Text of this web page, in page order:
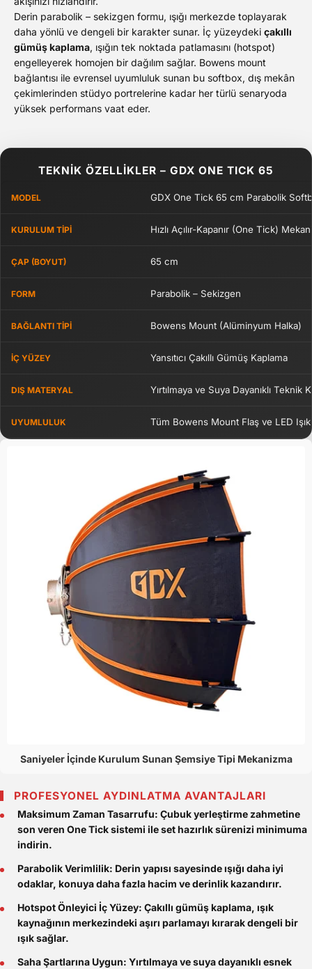
Derin parabolik – sekizgen formu, ışığı merkezde toplayarak
daha yönlü ve dengeli bir karakter sunar. İç yüzeydeki çakıllı
gümüş kaplama, ışığın tek noktada patlamasını (hotspot)
engelleyerek homojen bir dağılım sağlar. Bowens mount
bağlantısı ile evrensel uyumluluk sunan bu softbox, dış mekân
çekimlerinden stüdyo portrelerine kadar her türlü senaryoda
yüksek performans vaat eder.
TEKNİK ÖZELLİKLER – GDX ONE TICK 65
MODEL GDX One Tick 65 cm Parabolik
KURULUM TIPI Hızlı Açılır-Kapanır (One Tick)
ÇAP (BOYUT) 65 cm
FORM Parabolik – Sekizgen
BAĞLANTI TIPI Bowens Mount (Alüminyum Halka)
İÇ YÜZEY Yansıtıcı Çakıllı Gümüş Kaplama
DIŞ MATERYAL Yırtılmaya ve Suya Dayanıklı Teknik
UYUMLULUK Tüm Bowens Mount Flaş ve LED
Saniyeler İçinde Kurulum Sunan Şemsiye Tipi Mekanizma
PROFESYONEL AYDINLATMA AVANTAJLARI
Maksimum Zaman Tasarrufu: Çubuk yerleştirme zahmetine
son veren One Tick sistemi ile set hazırlık sürenizi minimuma
indirin.
Parabolik Verimlilik: Derin yapısı sayesinde ışığı daha iyi
odaklar, konuya daha fazla hacim ve derinlik kazandırır.
Hotspot Önleyici İç Yüzey: Çakıllı gümüş kaplama, ışık
kaynağının merkezindeki aşırı parlamayı kırarak dengeli bir
ışık sağlar.
Saha Şartlarına Uygun: Yırtılmaya ve suya dayanıklı esnek